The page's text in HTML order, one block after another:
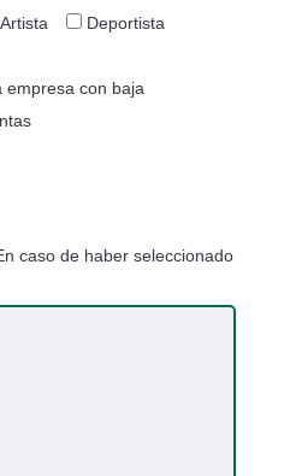
Artista
Deportista
empresa con baja
caso de haber seleccionado